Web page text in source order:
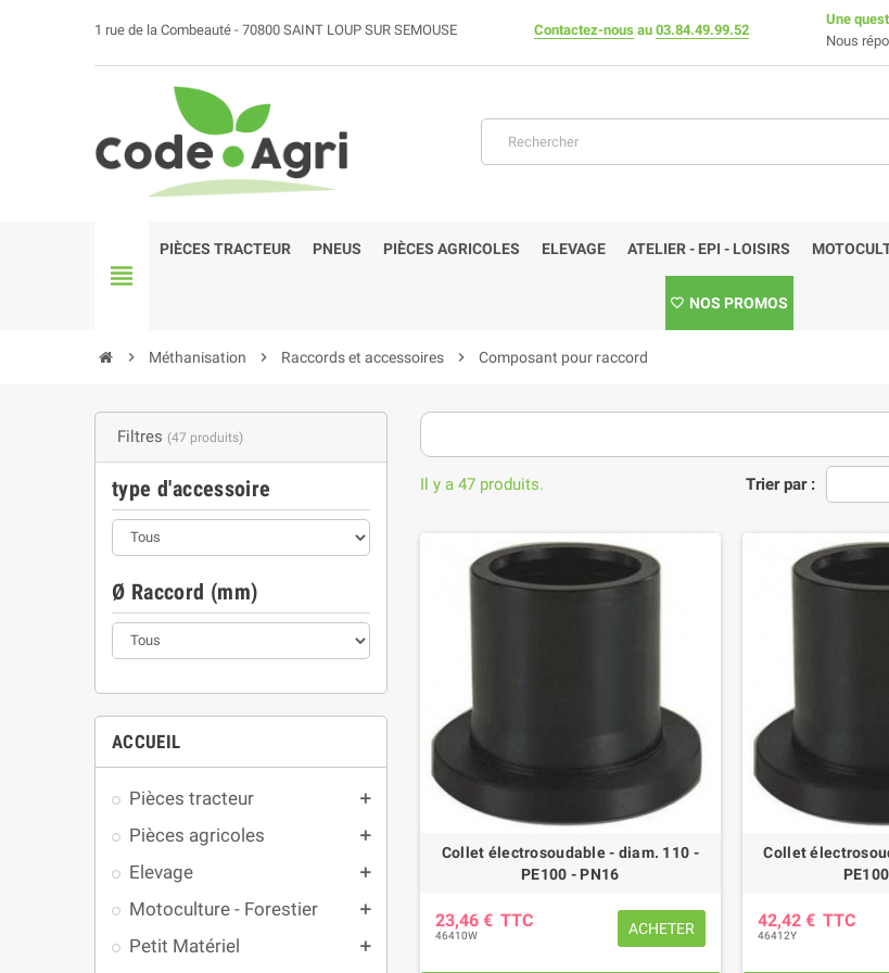
1 rue de la Combeauté - 70800 SAINT LOUP SUR SEMOUSE Contactez-nous au 03.84.49.99.52
Une
Nous
view_headline
PIÈCES TRACTEUR PNEUS PIÈCES AGRICOLES ELEVAGE ATELIER - EPI - LOISIRS
NOS PROMOS
chevron_right Méthanisation chevron_right Raccords et accessoires chevron_right Composant pour raccord
Filtres (47 produits)
type d'accessoire
Ø Raccord (mm)
ACCUEIL
Pièces tracteur add
Pièces agricoles add
Elevage add
Motoculture - Forestier add
Petit Matériel add
Trier par :
Il y a 47 produits.
Collet électrosoudable - diam. 110 -
PE100 - PN16
23,46 € TTC
46410W ACHETER
Collet
42,42 € TTC
46412Y